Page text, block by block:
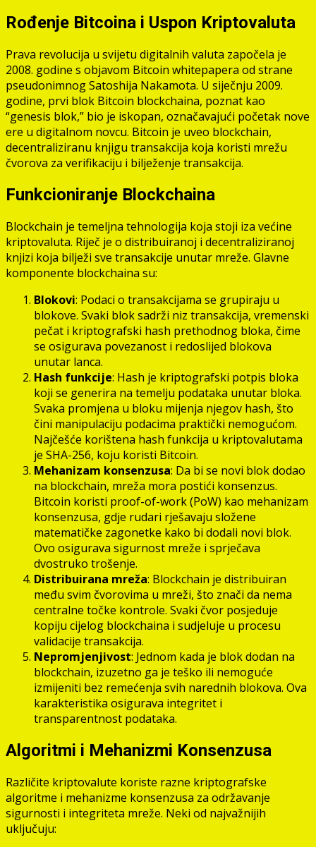
Rođenje Bitcoina i Uspon Kriptovaluta
Prava revolucija u svijetu digitalnih valuta započela je
2008. godine s objavom Bitcoin whitepapera od strane
pseudonimnog Satoshija Nakamota. U siječnju 2009.
godine, prvi blok Bitcoin blockchaina, poznat kao
“genesis blok,” bio je iskopan, označavajući početak nove
ere u digitalnom novcu. Bitcoin je uveo blockchain,
decentraliziranu knjigu transakcija koja koristi mrežu
čvorova za verifikaciju i bilježenje transakcija.
Funkcioniranje Blockchaina
Blockchain je temeljna tehnologija koja stoji iza većine
kriptovaluta. Riječ je o distribuiranoj i decentraliziranoj
knjizi koja bilježi sve transakcije unutar mreže. Glavne
komponente blockchaina su:
Blokovi: Podaci o transakcijama se grupiraju u
blokove. Svaki blok sadrži niz transakcija, vremenski
pečat i kriptografski hash prethodnog bloka, čime
se osigurava povezanost i redoslijed blokova
unutar lanca.
Hash funkcije: Hash je kriptografski potpis bloka
koji se generira na temelju podataka unutar bloka.
Svaka promjena u bloku mijenja njegov hash, što
čini manipulaciju podacima praktički nemogućom.
Najčešće korištena hash funkcija u kriptovalutama
je SHA-256, koju koristi Bitcoin.
Mehanizam konsenzusa: Da bi se novi blok dodao
na blockchain, mreža mora postići konsenzus.
Bitcoin koristi proof-of-work (PoW) kao mehanizam
konsenzusa, gdje rudari rješavaju složene
matematičke zagonetke kako bi dodali novi blok.
Ovo osigurava sigurnost mreže i sprječava
dvostruko trošenje.
Distribuirana mreža: Blockchain je distribuiran
među svim čvorovima u mreži, što znači da nema
centralne točke kontrole. Svaki čvor posjeduje
kopiju cijelog blockchaina i sudjeluje u procesu
validacije transakcija.
Nepromjenjivost: Jednom kada je blok dodan na
blockchain, izuzetno ga je teško ili nemoguće
izmijeniti bez remećenja svih narednih blokova. Ova
karakteristika osigurava integritet i
transparentnost podataka.
Algoritmi i Mehanizmi Konsenzusa
Različite kriptovalute koriste razne kriptografske
algoritme i mehanizme konsenzusa za održavanje
sigurnosti i integriteta mreže. Neki od najvažnijih
uključuju: